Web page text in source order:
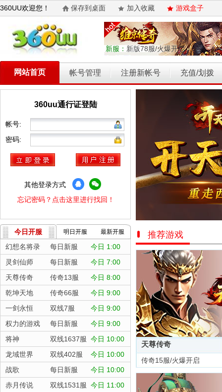
360UU欢迎您！ 保存到桌面 加入收藏 游戏盒子
新服： 新版78服/火爆开启
网站首页 帐号管理 注册新帐号 充值/划拨
360uu通行证登陆
帐号:
密码:
其他登录方式
忘记密码？点击这里进行找回！
今日开服 明日开服 最新开服
幻想名将录 每日新服
今日 1:00
灵剑仙师
每日新服
今日 7:00
天尊传奇
传奇13服
今日 8:00
乾坤天地
传奇66服
今日 9:00
一剑永恒
双线7服
今日 9:00
权力的游戏
每日新服
今日 9:00
将神
双线1637服 今日 10:00
龙域世界
双线402服
今日 10:00
战歌
每日新服
今日 10:00
赤月传说
双线1531服 今日 11:00
推荐游戏
天尊传奇
传奇15服/火爆开启